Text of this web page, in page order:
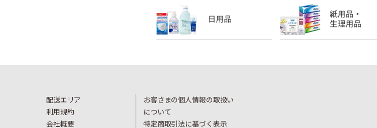
配送エリア
利用規約
会社概要
お客さまの個人情報の取扱い
について
特定商取引法に基づく表示